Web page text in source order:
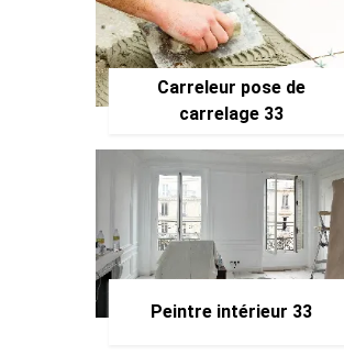
Carreleur pose de
carrelage 33
Peintre intérieur 33